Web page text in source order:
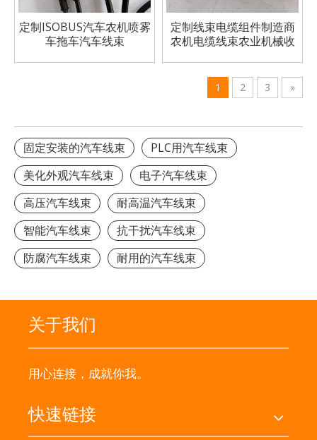
定制ISOBUS汽车农机喷雾
车拖车汽车线束
定制线束电缆组件制造商
农机电缆线束农业机械收
1 2 3 »
固定安装的汽车线束
PLC用汽车线束
美化外观汽车线束
电子汽车线束
高压汽车线束
耐高温汽车线束
智能汽车线束
抗干扰汽车线束
防腐汽车线束
耐用的汽车线束
关于我们
用心连接，成就你我。
快速链接